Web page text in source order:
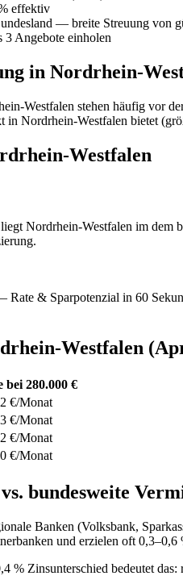
effektiv
— breite Streuung von
3 Angebote einholen
in Nordrhein-
Westfalen stehen häufig vor
in Nordrhein-Westfalen bietet
Westfalen
Nordrhein-Westfalen im dem
& Sparpotenzial in 60
Westfalen
bei 280.000 €
€/Monat
€/Monat
€/Monat
€/Monat
bundesweite
Banken (Volksbank,
und erzielen oft 0,3–0,6
% Zinsunterschied bedeutet